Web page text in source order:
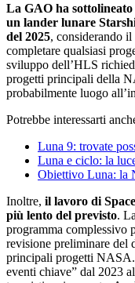
La GAO ha
un lander lunare
del 2025, considerando il
completare qualsiasi
sviluppo dell’HLS
progetti principali della
probabilmente luogo
Potrebbe interessarti
Luna 9: trovate
Luna e ciclo: la
Obiettivo Luna: la
Inoltre, il lavoro di
più lento del previsto.
programma complessivo
revisione preliminare del
principali progetti
eventi chiave” dal 2023